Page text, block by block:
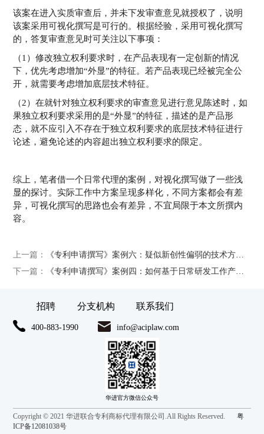
该案在进入实质审查后，并未下发审查意见就授权了，说明
该案采用可视化撰写是可行的。根据经验，采用可视化撰写
的，答复审查意见时可关注以下事项：
（1）修改独立权利要求时，在产品表现有一定创新的情况
下，优先考虑增加“外显”的特征。若产品表现已经被完全公
开，就需要考虑增加底层技术特征。
（2）在就针对独立权利要求的审查意见进行意见陈述时，如
果独立权利要求采用的是“外显”的特征，描述的是产品形
态，就不应引入不存在于独立权利要求的底层技术特征进行
论述，避免论述的内容超出独立权利要求的限定。
综上，笔者借一个日常代理的案例，对视化撰写做了一些浅
显的探讨。实际工作中方案呈现多样化，不同方案都会有差
异，可视化撰写的思路也会有差异，不宜局限于本文所撰内
容。
上一篇：
《专利申请撰写》案例六：疑似新创性偏弱的技术方案如何打造为成功授权专利
下一篇：
《专利申请撰写》案例四：如何基于日常研发工作产出专利
招聘 分支机构 联系我们
400-883-1990 info@aciplaw.com
Copyright © 2021 华进联合专利商标代理有限公司.All Rights Reserved.
粤
ICP备12081038号